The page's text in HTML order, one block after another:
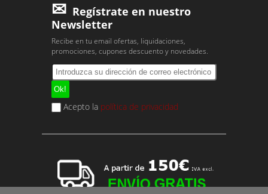
Regístrate en nuestro
Newsletter
Recibe en tu email ofertas, liquidaciones,
promociones, cupones descuento y novedades.
Acepto la política de privacidad